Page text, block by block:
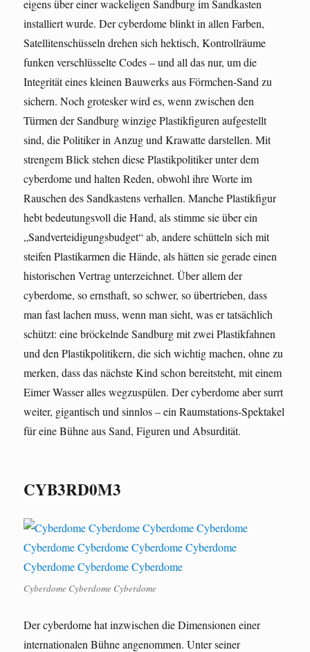
eigens über einer wackeligen Sandburg im Sandkasten
installiert wurde. Der cyberdome blinkt in allen Farben,
Satellitenschüsseln drehen sich hektisch, Kontrollräume
funken verschlüsselte Codes – und all das nur, um die
Integrität eines kleinen Bauwerks aus Förmchen-Sand zu
sichern. Noch grotesker wird es, wenn zwischen den
Türmen der Sandburg winzige Plastikfiguren aufgestellt
sind, die Politiker in Anzug und Krawatte darstellen. Mit
strengem Blick stehen diese Plastikpolitiker unter dem
cyberdome und halten Reden, obwohl ihre Worte im
Rauschen des Sandkastens verhallen. Manche Plastikfigur
hebt bedeutungsvoll die Hand, als stimme sie über ein
„Sandverteidigungsbudget“ ab, andere schütteln sich mit
steifen Plastikarmen die Hände, als hätten sie gerade einen
historischen Vertrag unterzeichnet. Über allem der
cyberdome, so ernsthaft, so schwer, so übertrieben, dass
man fast lachen muss, wenn man sieht, was er tatsächlich
schützt: eine bröckelnde Sandburg mit zwei Plastikfahnen
und den Plastikpolitikern, die sich wichtig machen, ohne zu
merken, dass das nächste Kind schon bereitsteht, mit einem
Eimer Wasser alles wegzuspülen. Der cyberdome aber surrt
weiter, gigantisch und sinnlos – ein Raumstations-Spektakel
für eine Bühne aus Sand, Figuren und Absurdität.
CYB3RD0M3
Cyberdome Cyberdome Cyberdome
Der cyberdome hat inzwischen die Dimensionen einer
internationalen Bühne angenommen. Unter seiner